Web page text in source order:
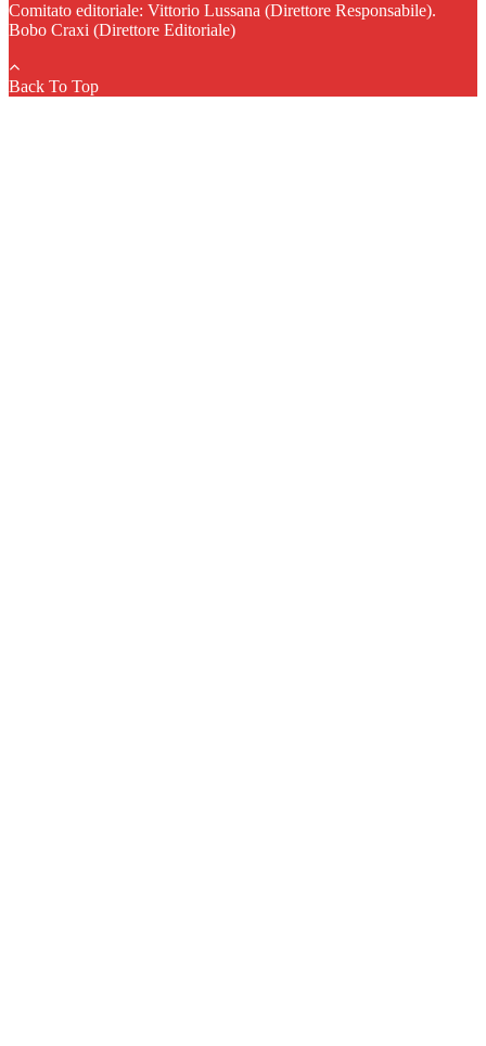
Comitato editoriale: Vittorio Lussana (Direttore Responsabile).
Bobo Craxi (Direttore Editoriale)
Back To Top